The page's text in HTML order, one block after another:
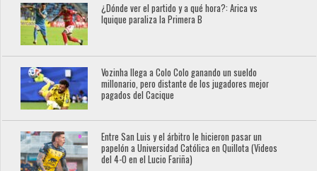
¿Dónde ver el partido y a qué hora?: Arica vs
Iquique paraliza la Primera B
Vozinha llega a Colo Colo ganando un sueldo
millonario, pero distante de los jugadores mejor
pagados del Cacique
Entre San Luis y el árbitro le hicieron pasar un
papelón a Universidad Católica en Quillota (Videos
del 4-0 en el Lucio Fariña)